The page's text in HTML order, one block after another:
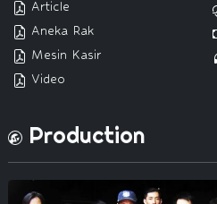
Article
Aneka Rak
Mesin Kasir
Video
Production